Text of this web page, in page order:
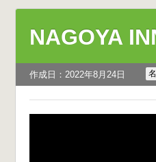
NAGOYA
作成日：2022年8月24日